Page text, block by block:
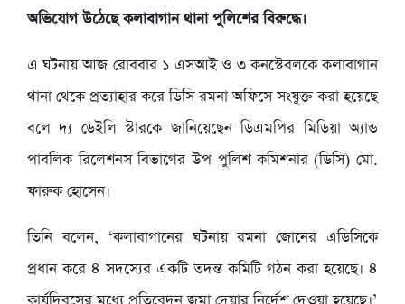
অভিযোগ উঠেছে কলাবাগান থানা পুলিশের বিরুদ্ধে।
এ ঘটনায় আজ রোববার ১ এসআই ও ৩ কনস্টেবলকে কলাবাগান
থানা থেকে প্রত্যাহার করে ডিসি রমনা অফিসে সংযুক্ত করা হয়েছে
বলে দ্য ডেইলি স্টারকে জানিয়েছেন ডিএমপির মিডিয়া অ্যান্ড
পাবলিক রিলেশনস বিভাগের উপ-পুলিশ কমিশনার (ডিসি) মো.
ফারুক হোসেন।
তিনি বলেন, ‘কলাবাগানের ঘটনায় রমনা জোনের এডিসিকে
প্রধান করে ৪ সদস্যের একটি তদন্ত কমিটি গঠন করা হয়েছে। ৪